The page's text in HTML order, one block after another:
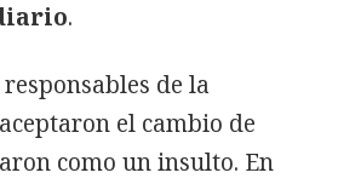
.
de la
el cambio de
como un insulto. En